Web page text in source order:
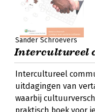
Sander Schroevers
Intercultureel
Intercultureel
uitdagingen van
waarbij